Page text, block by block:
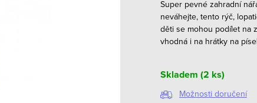
Super pevné zahradní
neváhejte, tento rýč,
děti se mohou podílet na
vhodná i na hrátky na
Skladem (2 ks)
Možnosti doručení